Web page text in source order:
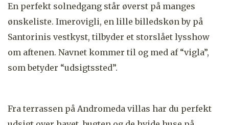
En perfekt solnedgang står øverst på manges
ønskeliste. Imerovigli, en lille billedskøn by på
Santorinis vestkyst, tilbyder et storslået lysshow
om aftenen. Navnet kommer til og med af “vigla”,
som betyder “udsigtssted”.
Fra terrassen på Andromeda villas har du perfekt